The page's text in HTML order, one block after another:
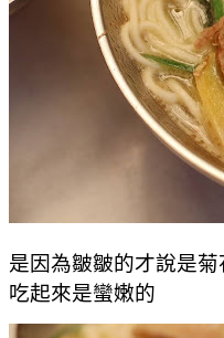
是因為皺皺的才說是菊
吃起來是蠻嫩的